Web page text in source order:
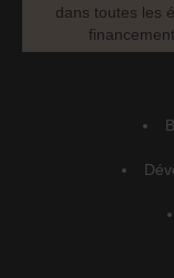
dans toutes les